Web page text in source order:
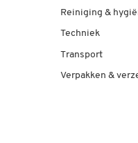
Reiniging &
Techniek
Transport
Verpakken &